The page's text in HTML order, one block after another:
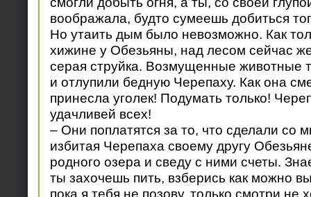
воображала, будто сумеешь добиться
Но утаить дым было невозможно. Как
хижине у Обезьяны, над лесом сейчас
серая струйка. Возмущенные животные
и отлупили бедную Черепаху. Как она
принесла уголек! Подумать только!
удачливей всех!
– Они поплатятся за то, что сделали со
избитая Черепаха своему другу
родного озера и сведу с ними счеты.
ты захочешь пить, взберись как можно
пока я тебя не позову, только смотри не